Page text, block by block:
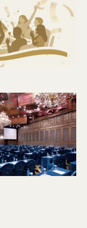
藝術的美麗內涵